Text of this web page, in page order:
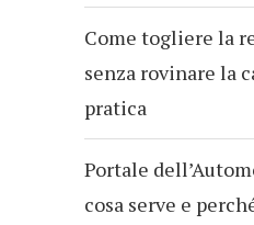
Come togliere la
senza rovinare la
pratica
Portale
cosa serve e